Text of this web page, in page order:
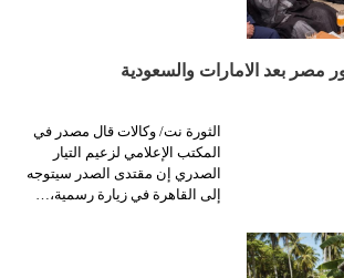
مصر بعد الامارات والسعودية
الثورة نت/ وكالات قال مصدر في
المكتب الإعلامي لزعيم التيار
الصدري إن مقتدى الصدر سيتوجه
إلى القاهرة في زيارة رسمية،…